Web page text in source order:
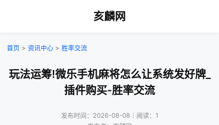
亥麟网
首页 > 资讯中心 > 胜率交流
玩法运筹!微乐手机麻将怎么让系统发好牌_
插件购买-胜率交流
发布时间：2026-08-08｜阅读：1